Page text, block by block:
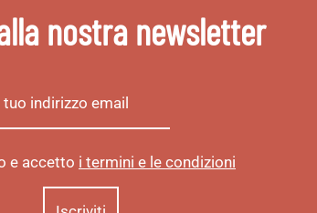
nostra newsletter
e accetto i termini e le condizioni